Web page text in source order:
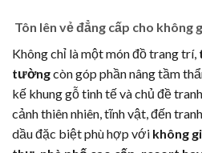
Tôn lên vẻ đẳng cấp cho không
Không chỉ là một món đồ trang trí,
tườngcòn góp phần nâng tầm
kế khung gỗ tinh tế và chủ đề
cảnh thiên nhiên, tĩnh vật, đến
dầu đặc biệt phù hợp với không